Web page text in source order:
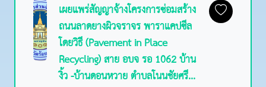
เผยแพร่สัญญาจ้างโครงการซ่อมสร้าง
ถนนลาดยางผิวจราจร พาราแคปซีล
โดยวิธี (Pavement in Place
Recycling) สาย อบจ รอ 1062 บ้าน
งิ้ว -บ้านดอนหวาย ตำบลโนนชัยศรี...